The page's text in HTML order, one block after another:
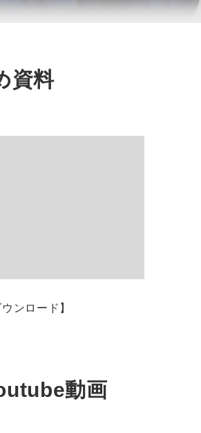
資料
ンロード】
動画